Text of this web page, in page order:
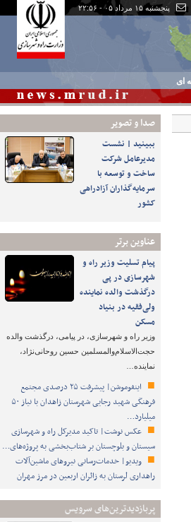
پنجشنبه ۱۵ مرداد ۰۵ - ۲۲:۵۶
ای
صدا و تصوير
ببینید | نشست
مدیرعامل شرکت
ساخت و توسعه با
سرمایه‌گذاران آزادراهی
کشور
عناوین برتر
پیام تسلیت وزیر راه و
شهرسازی در پی
درگذشت والده نماینده
ولی‌فقیه در بنیاد
مسکن
وزیر راه و شهرسازی، در پیامی، درگذشت والده
حجت‌الاسلام‌والمسلمین حسین روحانی‌نژاد،
نماینده…
اینفوموشن| پیشرفت ۲۵ درصدی مجتمع
فرهنگی شهید رجایی شهرستان زاهدان با نیاز ۵۰
میلیارد…
عکس نوشت| تاکید مدیرکل راه و شهرسازی
سیستان و بلوچستان بر شتاب‌بخشی به پروژه‌های…
ویدیو| خدمات‌رسانی نیروهای ماشین‌آلات
راهداری لرستان به زائران اربعین در مرز مهران
پربازدیدترین‌های سرویس